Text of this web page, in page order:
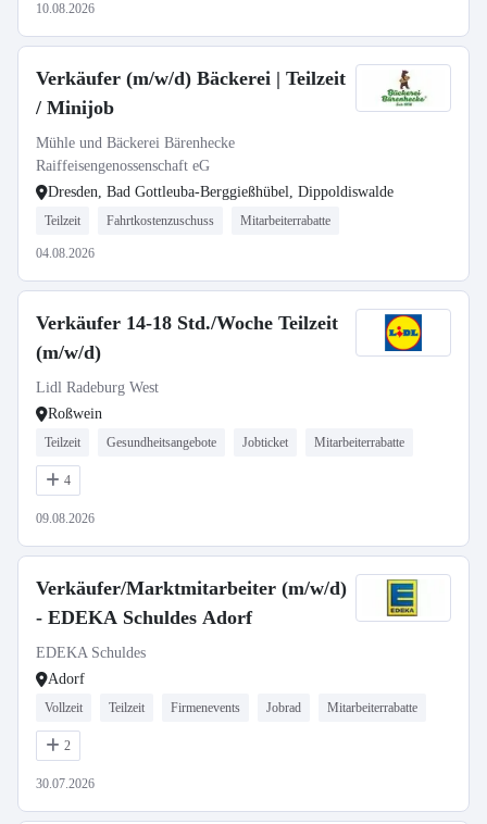
10.08.2026
Verkäufer (m/w/d) Bäckerei | Teilzeit
/ Minijob
Mühle und Bäckerei Bärenhecke
Raiffeisengenossenschaft eG
Dresden, Bad Gottleuba-Berggießhübel, Dippoldiswalde
Teilzeit Fahrtkostenzuschuss Mitarbeiterrabatte
04.08.2026
Verkäufer 14-18 Std./Woche Teilzeit
(m/w/d)
Lidl Radeburg West
Roßwein
Teilzeit Gesundheitsangebote Jobticket Mitarbeiterrabatte
4
09.08.2026
Verkäufer/Marktmitarbeiter (m/w/d)
- EDEKA Schuldes Adorf
EDEKA Schuldes
Adorf
Vollzeit Teilzeit Firmenevents Jobrad Mitarbeiterrabatte
2
30.07.2026